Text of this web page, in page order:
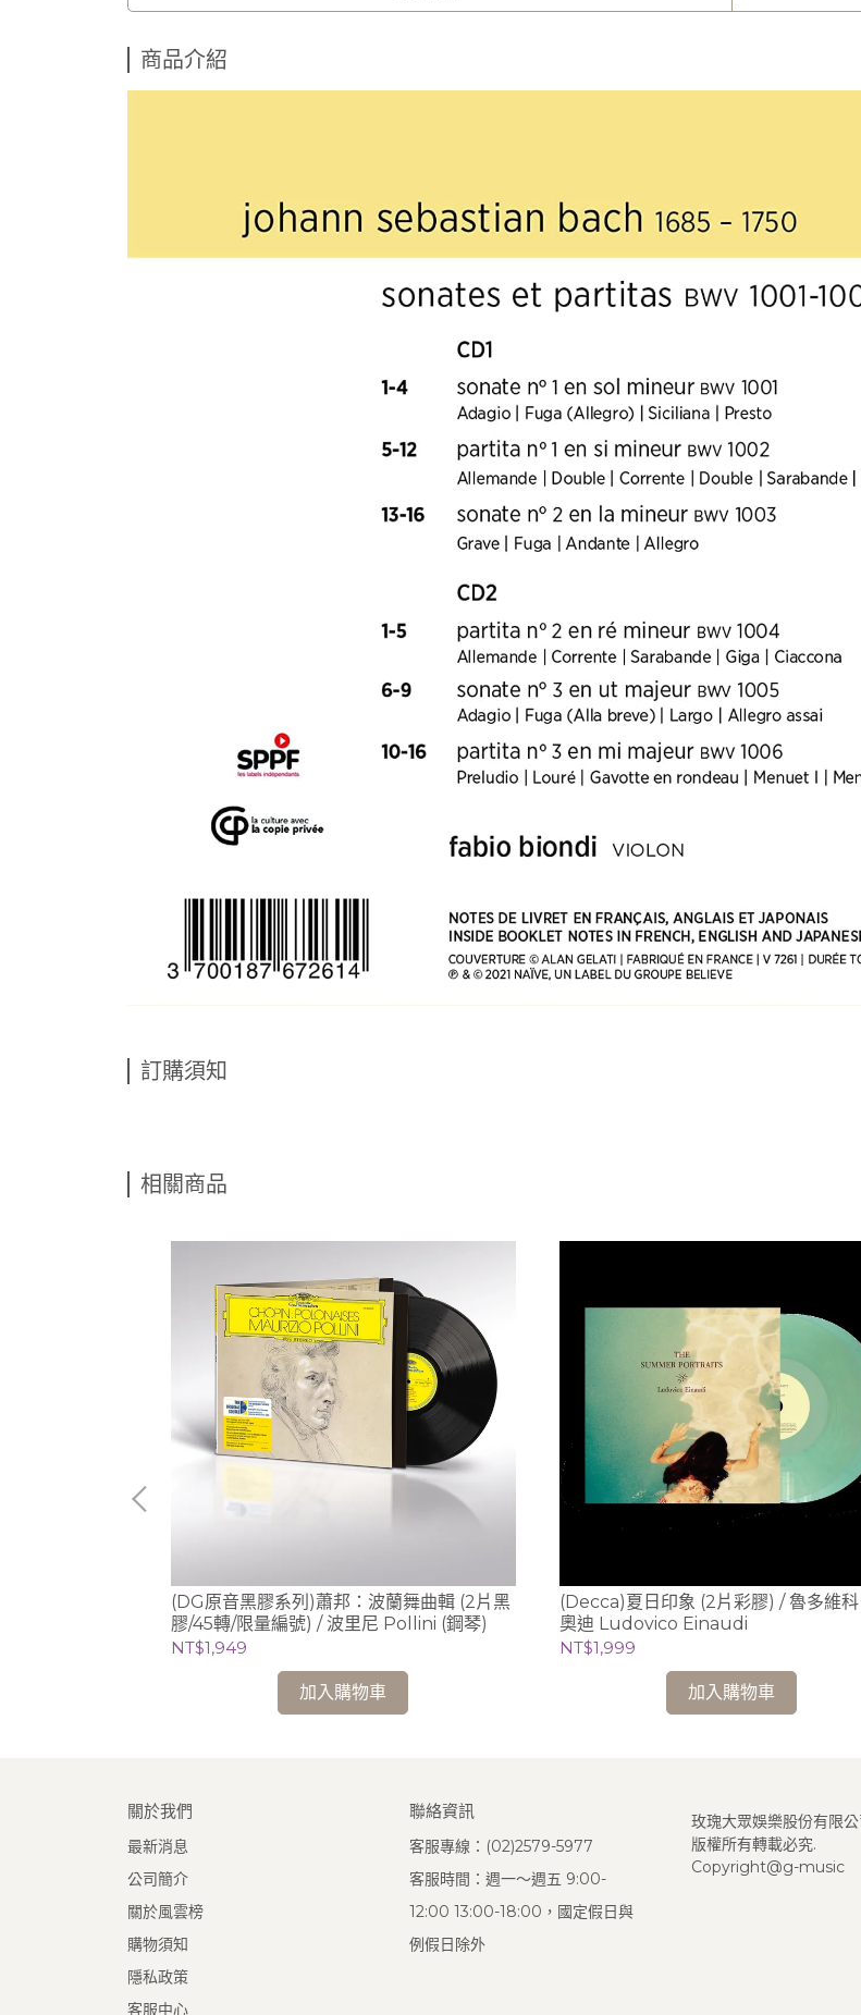
商品介紹
訂購須知
相關商品
(DG原音黑膠系列)蕭邦：波蘭舞曲輯 (2片黑
膠/45轉/限量編號) / 波里尼 Pollini (鋼琴)
NT$1,949
加入購物車
(Decca)夏日印象 (2片彩膠) / 魯多維
奧迪 Ludovico Einaudi
NT$1,999
加入購物車
關於我們
最新消息
公司簡介
關於風雲榜
購物須知
隱私政策
客服中心
聯絡資訊
客服專線：(02)2579-5977
客服時間：週一～週五 9:00-
12:00 13:00-18:00，國定假日與
例假日除外
玫瑰大眾娛樂股份有限
版權所有轉載必究.
Copyright@g-music